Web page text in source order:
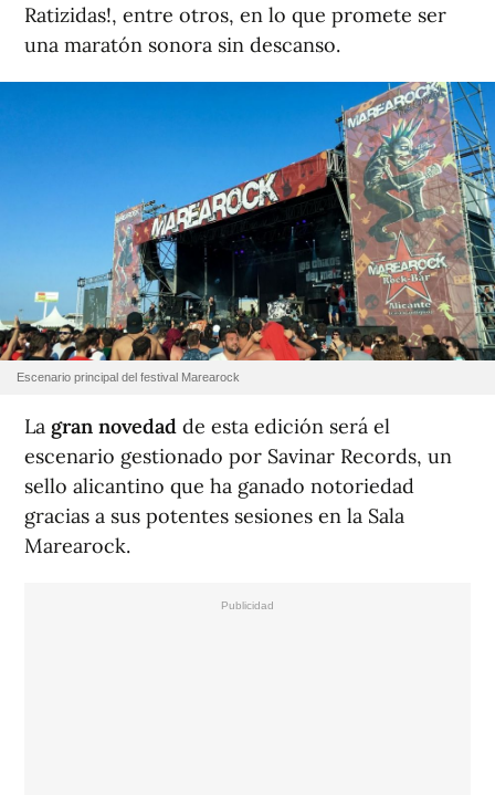
Ratizidas!, entre otros, en lo que promete ser
una maratón sonora sin descanso.
Escenario principal del festival Marearock
La gran novedad de esta edición será el
escenario gestionado por Savinar Records, un
sello alicantino que ha ganado notoriedad
gracias a sus potentes sesiones en la Sala
Marearock.